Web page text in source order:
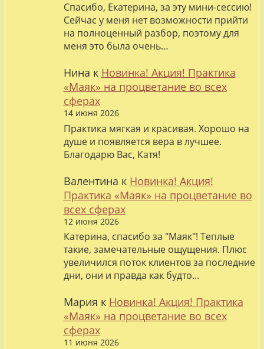
Спасибо, Екатерина, за эту мини-сессию!
Сейчас у меня нет возможности прийти
на полноценный разбор, поэтому для
меня это была очень…
Нина к Новинка! Акция! Практика
«Маяк» на процветание во всех
сферах
14 июня 2026
Практика мягкая и красивая. Хорошо на
душе и появляется вера в лучшее.
Благодарю Вас, Катя!
Валентина к Новинка! Акция!
Практика «Маяк» на процветание во
всех сферах
12 июня 2026
Катерина, спасибо за "Маяк"! Теплые
такие, замечательные ощущения. Плюс
увеличился поток клиентов за последние
дни, они и правда как будто…
Мария к Новинка! Акция! Практика
«Маяк» на процветание во всех
сферах
11 июня 2026